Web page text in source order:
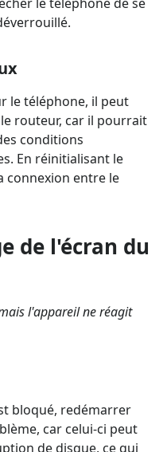
le téléphone, il peut
routeur, car il pourrait
conditions
En réinitialisant le
connexion entre le
de l'écran du
l'appareil ne réagit
bloqué, redémarrer
car celui-ci peut
de disque, ce qui